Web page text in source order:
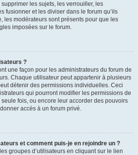
les sujets, les verrouiller, les
fusionner et les diviser dans le forum qu’ils
les modérateurs sont présents pour que les
imposées sur le forum.
?
une façon pour les administrateurs du forum de
Chaque utilisateur peut appartenir à plusieurs
détenir des permissions individuelles. Ceci
qui pourront modifier les permissions de
fois, ou encore leur accorder des pouvoirs
accès à un forum privé.
et comment puis-je en rejoindre un ?
groupes d’utilisateurs en cliquant sur le lien